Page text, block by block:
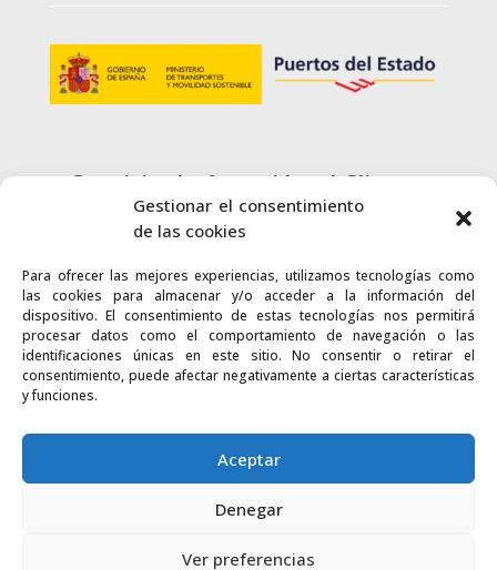
Gestionar el consentimiento
de las cookies
Para ofrecer las mejores experiencias, utilizamos tecnologías como
las cookies para almacenar y/o acceder a la información del
dispositivo. El consentimiento de estas tecnologías nos permitirá
procesar datos como el comportamiento de navegación o las
identificaciones únicas en este sitio. No consentir o retirar el
consentimiento, puede afectar negativamente a ciertas características
y funciones.
Aceptar
Denegar
Ver preferencias
Servicio de Atención al Cliente
900 720 415
CONTACTO
Enlaces Accesibilidad Mapa Web
Política de cookies
Aviso legal